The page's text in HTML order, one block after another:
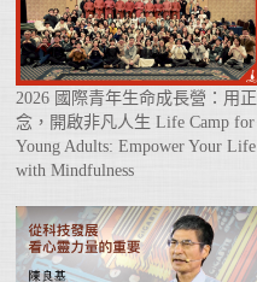
2026 國際青年生命成長營：用正
念，開啟非凡人生 Life Camp for
Young Adults: Empower Your Life
with Mindfulness